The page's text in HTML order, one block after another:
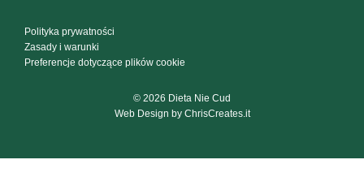
© 2026 Dieta Nie Cud
Web Design by ChrisCreates.it
Polityka prywatności
Zasady i warunki
Preferencje dotyczące plików cookie